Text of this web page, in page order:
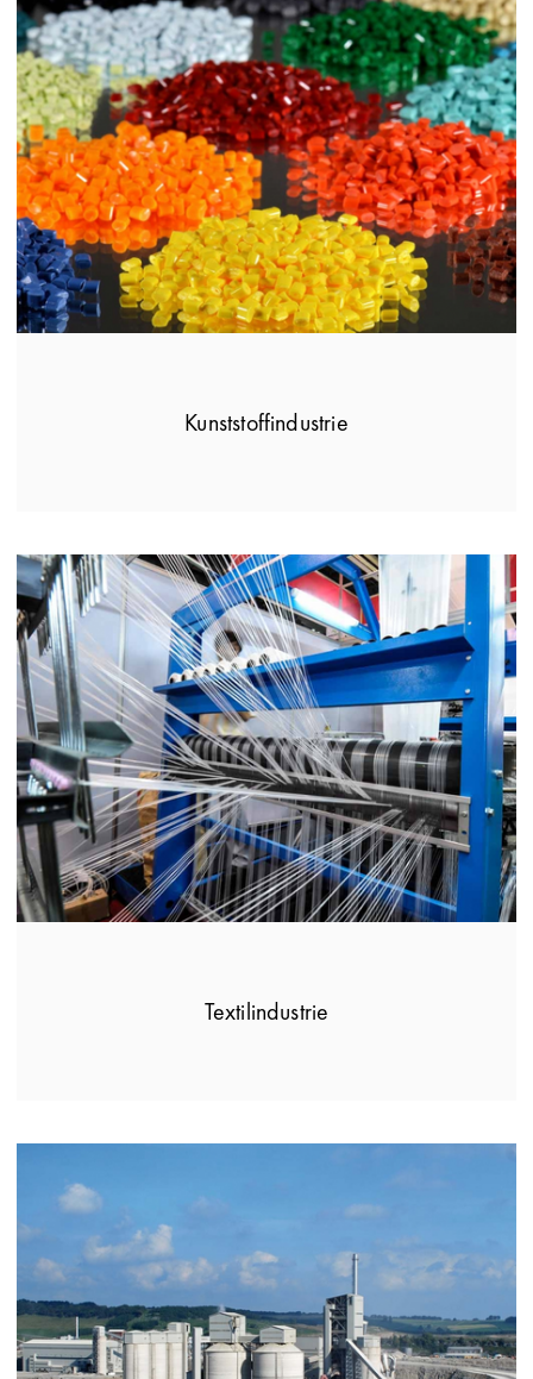
Kunststoffindustrie
Textilindustrie